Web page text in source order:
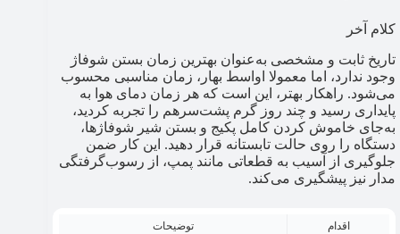
کلام آخر
تاریخ ثابت و مشخصی به‌عنوان بهترین زمان بستن شوفاژ
وجود ندارد، اما معمولا اواسط بهار، زمان مناسبی محسوب
می‌شود. راهکار بهتر، این است که هر زمان دمای هوا به
پایداری رسید و چند روز گرم پشت‌سرهم را تجربه کردید،
به‌جای خاموش کردن کامل پکیج و بستن شیر شوفاژها،
دستگاه را روی حالت تابستانه قرار دهید. این کار ضمن
جلوگیری از آسیب به قطعاتی مانند پمپ، از رسوب‌گرفتگی
مدار نیز پیشگیری می‌کند.
اقدام توضیحات